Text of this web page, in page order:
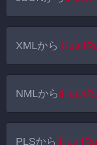
XMLから
NMLから
PLSから